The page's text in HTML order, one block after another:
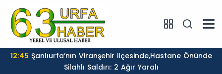
12:45
Silahlı Saldırı: 2 Ağır Yaralı